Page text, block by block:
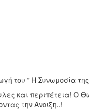
του " Η Συνωμοσία
και περιπέτεια! Ο
την Άνοιξη..!